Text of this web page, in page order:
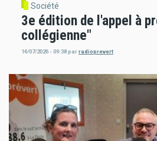
Société
3e édition de l'appel à
collégienne"
14/07/2026 - 09:38parradioprevert